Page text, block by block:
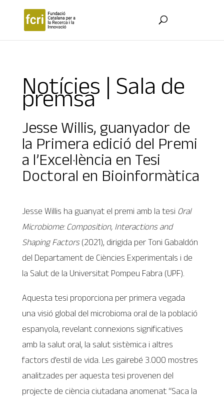
Notícies | Sala de
premsa
Jesse Willis, guanyador de
la Primera edició del Premi
a l’Excel·lència en Tesi
Doctoral en Bioinformàtica
Jesse Willis ha guanyat el premi amb la tesi Oral
Microbiome: Composition, Interactions and
Shaping Factors(2021), dirigida per Toni Gabaldón
del Departament de Ciències Experimentals i de
la Salut de la Universitat Pompeu Fabra (UPF).
Aquesta tesi proporciona per primera vegada
una visió global del microbioma oral de la població
espanyola, revelant connexions significatives
amb la salut oral, la salut sistèmica i altres
factors d’estil de vida. Les gairebé 3.000 mostres
analitzades per aquesta tesi provenen del
projecte de ciència ciutadana anomenat “Saca la